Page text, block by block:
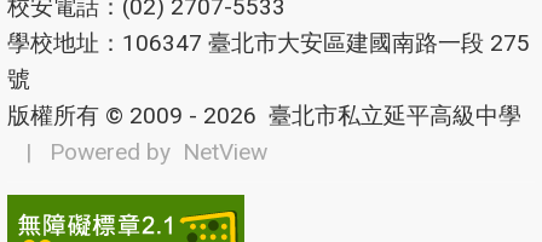
校安電話：(02) 2707-5533
學校地址：106347 臺北市大安區建國南路一段 275
號
版權所有 © 2009 - 2026 臺北市私立延平高級中學
| Powered by NetView